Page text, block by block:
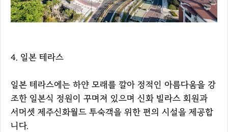
4. 일본 테라스
일본 테라스에는 하얀 모래를 깔아 정적인 아름다움을 강
조한 일본식 정원이 꾸며져 있으며 신화 빌라스 회원과
서머셋 제주신화월드 투숙객을 위한 편의 시설을 제공합
니다.